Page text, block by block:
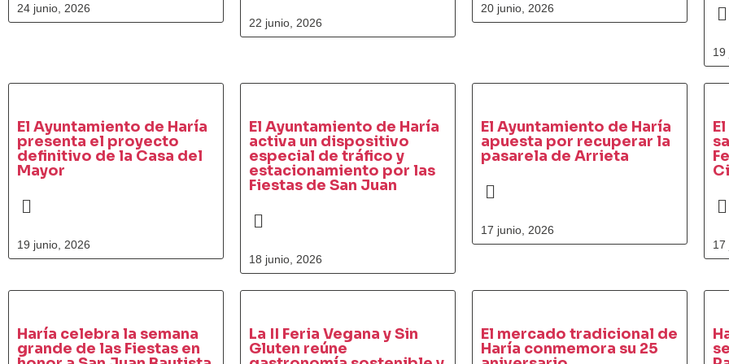
24 junio, 2026
22 junio, 2026
20 junio, 2026
19
El Ayuntamiento de Haría
presenta el proyecto
definitivo de la Casa del
Mayor
19 junio, 2026
El Ayuntamiento de Haría
activa un dispositivo
especial de tráfico y
estacionamiento por las
Fiestas de San Juan
18 junio, 2026
El Ayuntamiento de Haría
apuesta por recuperar la
pasarela de Arrieta
17 junio, 2026
17
Haría celebra la semana
grande de las Fiestas en
La II Feria Vegana y Sin
Gluten reúne
El mercado tradicional de
Haría conmemora su 25